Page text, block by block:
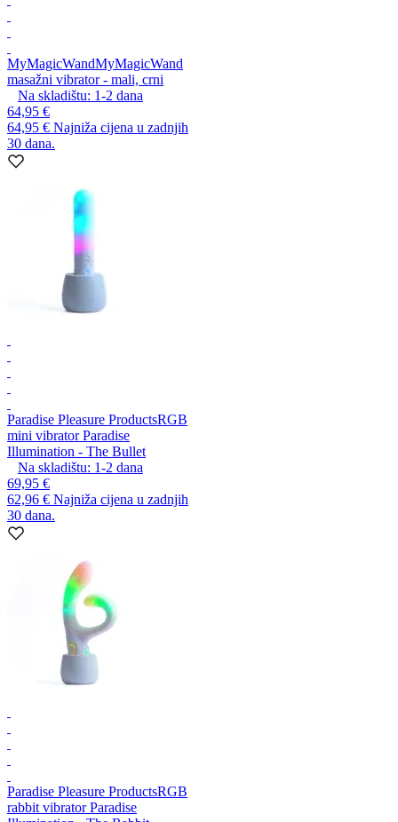
MyMagicWandMyMagicWand
masažni vibrator - mali, crni
Na skladištu: 1-2 dana
64,95 €
64,95 € Najniža cijena u zadnjih
30 dana.
Paradise Pleasure ProductsRGB
mini vibrator Paradise
Illumination - The Bullet
Na skladištu: 1-2 dana
69,95 €
62,96 € Najniža cijena u zadnjih
30 dana.
Paradise Pleasure ProductsRGB
rabbit vibrator Paradise